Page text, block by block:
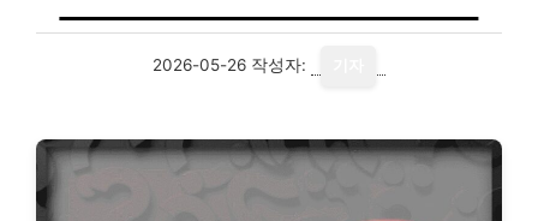
2026-05-26 작성자: